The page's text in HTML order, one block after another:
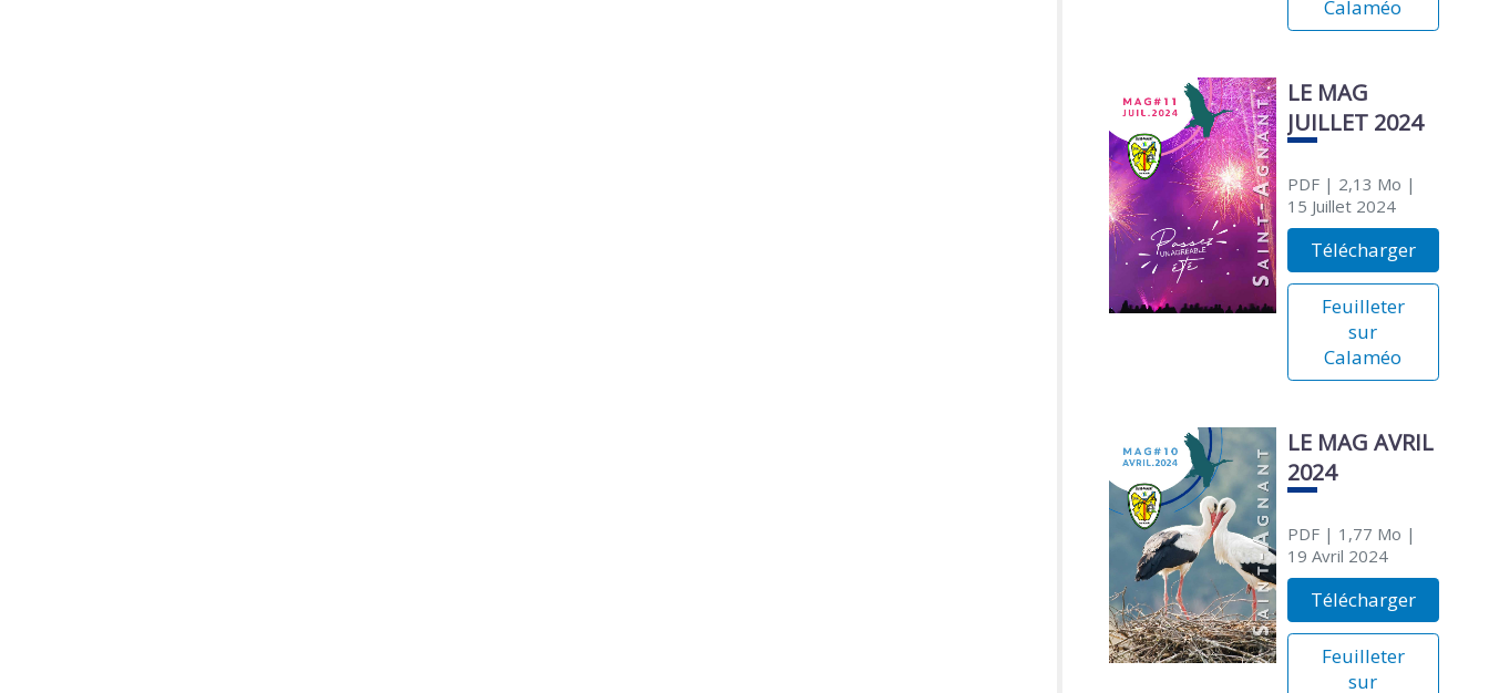
Calaméo
LE MAG
JUILLET 2024
PDF| 2,13 Mo |
15 Juillet 2024
Télécharger
Feuilleter
sur
Calaméo
LE MAG AVRIL
2024
PDF| 1,77 Mo |
19 Avril 2024
Télécharger
Feuilleter
sur